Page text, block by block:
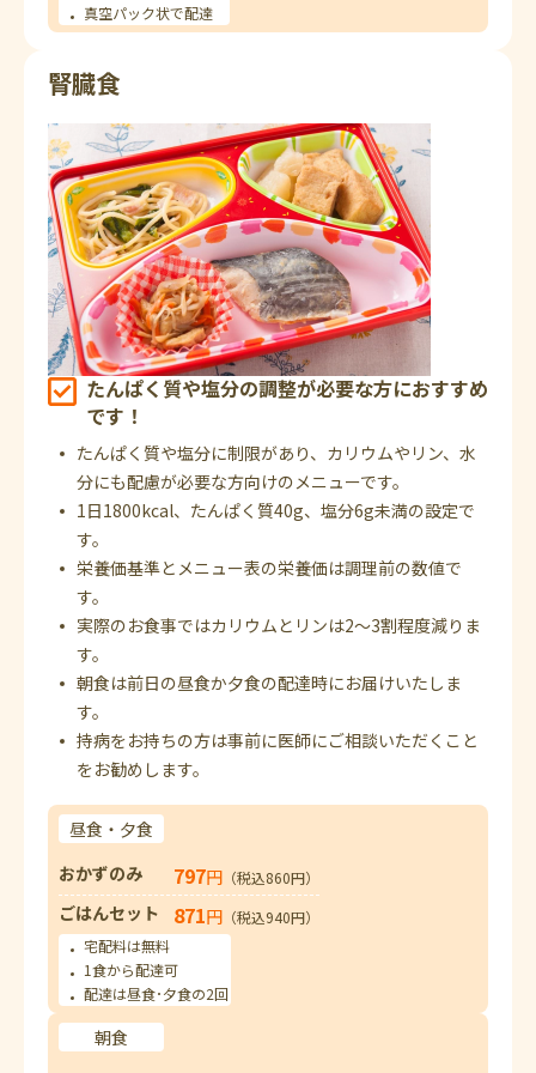
真空パック状で配達
腎臓食
たんぱく質や塩分の調整が必要な方におすすめ
です！
たんぱく質や塩分に制限があり、カリウムやリン、水
分にも配慮が必要な方向けのメニューです。
1日1800kcal、たんぱく質40g、塩分6g未満の設定で
す。
栄養価基準とメニュー表の栄養価は調理前の数値で
す。
実際のお食事ではカリウムとリンは2～3割程度減りま
す。
朝食は前日の昼食か夕食の配達時にお届けいたしま
す。
持病をお持ちの方は事前に医師にご相談いただくこと
をお勧めします。
昼食・夕食
おかずのみ
797円 （税込860円）
ごはんセット 871円 （税込940円）
宅配料は無料
1食から配達可
配達は昼食･夕食の2回
朝食